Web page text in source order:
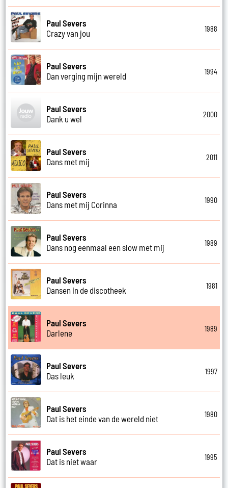
Paul Severs
Crazy van jou
1988
Paul Severs
Dan verging mijn wereld
1994
Paul Severs
Dank u wel
2000
Paul Severs
Dans met mij
2011
Paul Severs
Dans met mij Corinna
1990
Paul Severs
Dans nog eenmaal een slow met mij
1989
Paul Severs
Dansen in de discotheek
1981
Paul Severs
Darlene
1989
Paul Severs
Das leuk
1997
Paul Severs
Dat is het einde van de wereld niet
1980
Paul Severs
Dat is niet waar
1995